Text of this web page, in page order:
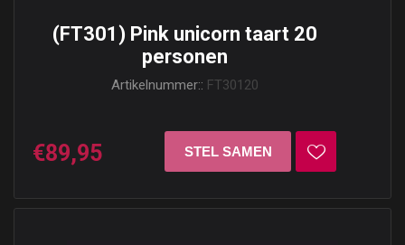
(FT301) Pink unicorn taart 20
personen
Artikelnummer:: FT30120
€89,95